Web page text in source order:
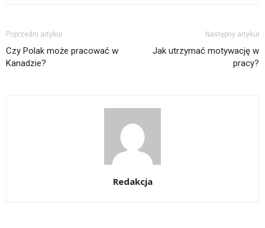
Poprzedni artykuł
Czy Polak może pracować w
Kanadzie?
Następny artykuł
Jak utrzymać motywację w
pracy?
Redakcja